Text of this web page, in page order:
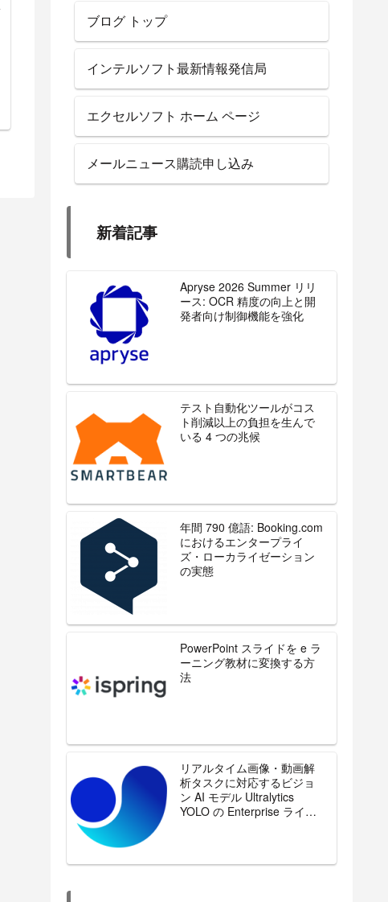
ブログ トップ
インテルソフト最新情報発信局
エクセルソフト ホーム ページ
メールニュース購読申し込み
新着記事
Apryse 2026 Summer リリ
ース: OCR 精度の向上と開
発者向け制御機能を強化
テスト自動化ツールがコス
ト削減以上の負担を生んで
いる 4 つの兆候
年間 790 億語: Booking.com
におけるエンタープライ
ズ・ローカライゼーション
の実態
PowerPoint スライドを e ラ
ーニング教材に変換する方
法
リアルタイム画像・動画解
析タスクに対応するビジョ
ン AI モデル Ultralytics
YOLO の Enterprise ライセ